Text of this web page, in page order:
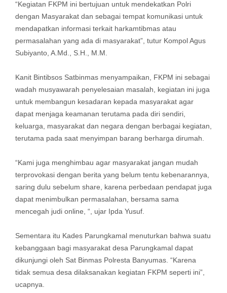
“Kegiatan FKPM ini bertujuan untuk mendekatkan Polri
dengan Masyarakat dan sebagai tempat komunikasi untuk
mendapatkan informasi terkait harkamtibmas atau
permasalahan yang ada di masyarakat”, tutur Kompol Agus
Subiyanto, A.Md., S.H., M.M.
Kanit Bintibsos Satbinmas menyampaikan, FKPM ini sebagai
wadah musyawarah penyelesaian masalah, kegiatan ini juga
untuk membangun kesadaran kepada masyarakat agar
dapat menjaga keamanan terutama pada diri sendiri,
keluarga, masyarakat dan negara dengan berbagai kegiatan,
terutama pada saat menyimpan barang berharga dirumah.
“Kami juga menghimbau agar masyarakat jangan mudah
terprovokasi dengan berita yang belum tentu kebenarannya,
saring dulu sebelum share, karena perbedaan pendapat juga
dapat menimbulkan permasalahan, bersama sama
mencegah judi online, “, ujar Ipda Yusuf.
Sementara itu Kades Parungkamal menuturkan bahwa suatu
kebanggaan bagi masyarakat desa Parungkamal dapat
dikunjungi oleh Sat Binmas Polresta Banyumas. “Karena
tidak semua desa dilaksanakan kegiatan FKPM seperti ini”,
ucapnya.